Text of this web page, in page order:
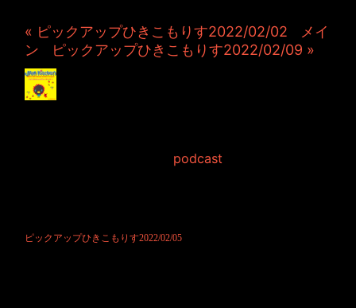
« ピックアップひきこもりす2022/02/02
メイ
ン
ピックアップひきこもりす2022/02/09 »
podcast
ピックアップひきこもりす2022/02/05